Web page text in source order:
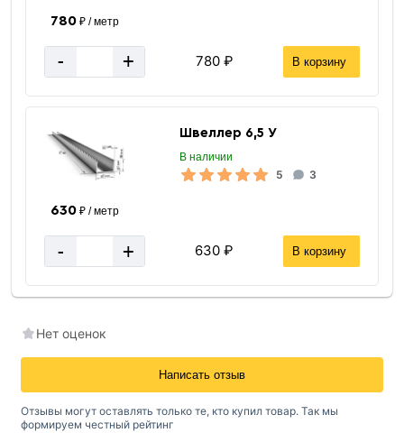
780₽ / метр
- + 780 ₽ В корзину
Швеллер 6,5 У
В наличии
5 3
630₽ / метр
- + 630 ₽ В корзину
Нет оценок
Написать отзыв
Отзывы могут оставлять только те, кто купил товар. Так мы
формируем честный рейтинг